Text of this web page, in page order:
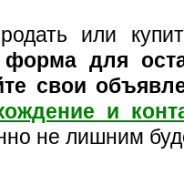
или
форма для
свои
и
не лишним